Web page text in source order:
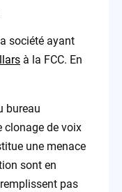
société ayant
à la FCC. En
bureau
clonage de voix
une menace
sont en
pas